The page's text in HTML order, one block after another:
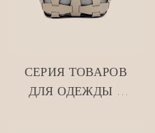
СЕРИЯ ТОВАРОВ
ДЛЯ ОДЕЖДЫ •